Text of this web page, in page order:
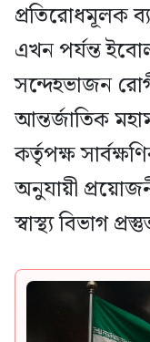
প্রতিরোধমূলক
এখন পর্যন্ত
সন্দেহভাজন
আন্তর্জাতিক
কর্তৃপক্ষ
অনুযায়ী
স্বাস্থ্য বিভাগ